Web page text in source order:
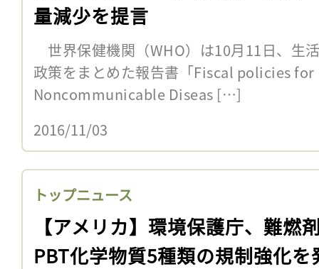
量減少を提言
世界保健機関（WHO）は10月11日、生
政策をまとめた報告書「Fiscal policies
Noncommunicable Diseas […]
2016/11/03
トップニュース
【アメリカ】環境保護庁、難燃
PBT化学物質5種類の規制強化を